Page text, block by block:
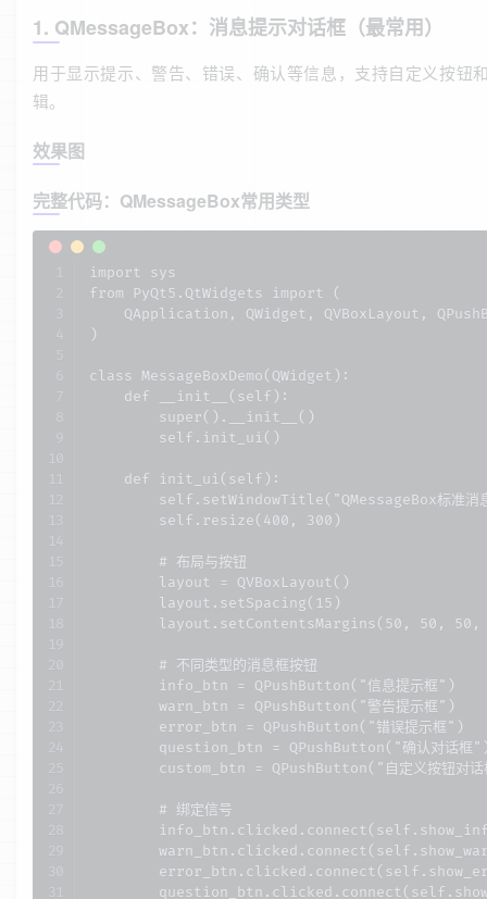
1. QMessageBox：消息提示对话框（最常用）
用于显示提示、警告、错误、确认等信息，支持自定义按钮
辑。
效果图
完整代码：QMessageBox常用类型
import sys
from PyQt5.QtWidgets import (
QApplication, QWidget, QVBoxLayout,
)
class MessageBoxDemo(QWidget):
    def __init__(self):
        super().__init__()
        self.init_ui()
    def init_ui(self):
self.setWindowTitle("QMessageBox标准消
        self.resize(400, 300)
        # 布局与按钮
        layout = QVBoxLayout()
        layout.setSpacing(15)
layout.setContentsMargins(50, 50, 50,
        # 不同类型的消息框按钮
        info_btn = QPushButton("信息提示框")
        warn_btn = QPushButton("警告提示框")
        error_btn = QPushButton("错误提示框")
question_btn = QPushButton("确认对话框
custom_btn = QPushButton("自定义按钮对话
        # 绑定信号